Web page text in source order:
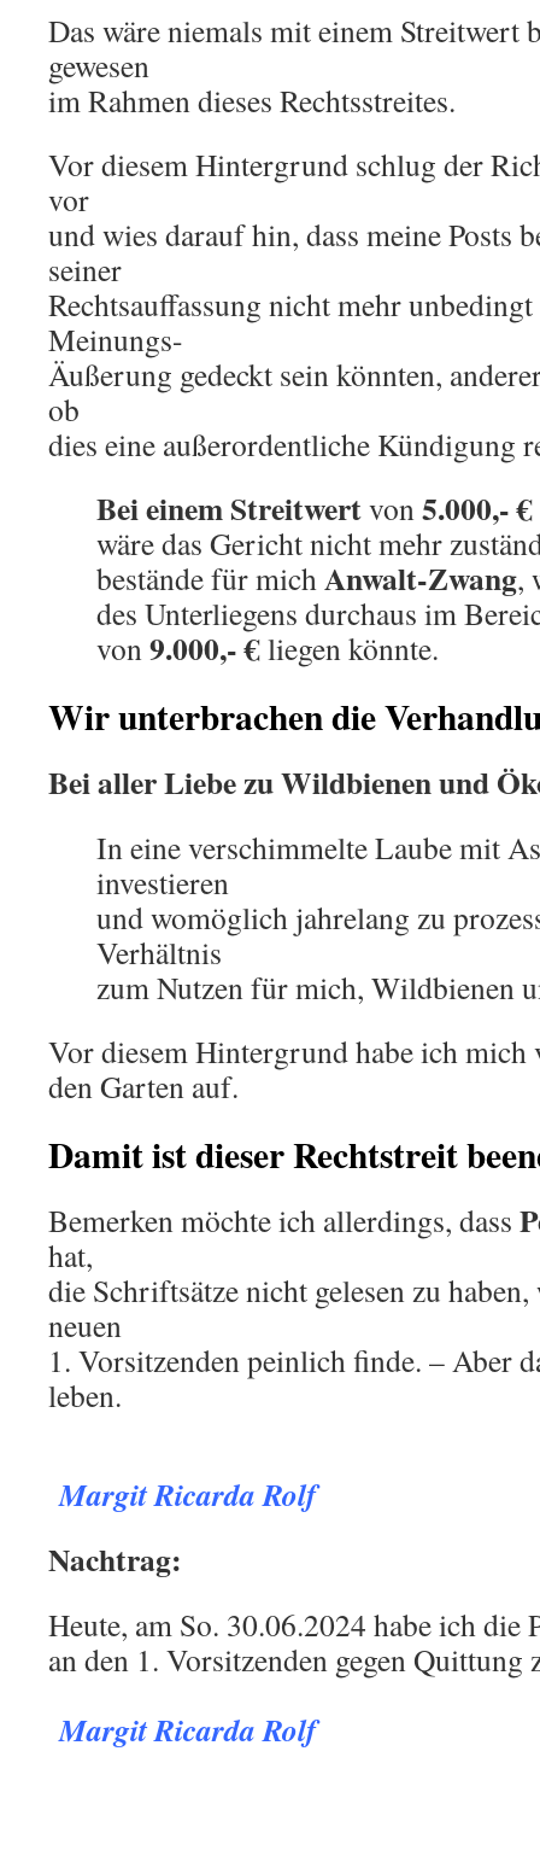
Das wäre niemals mit einem Streitwert
gewesen
im Rahmen dieses Rechtsstreites.
Vor diesem Hintergrund schlug der
vor
und wies darauf hin, dass meine Posts
seiner
Rechtsauffassung nicht mehr
Meinungs-
Äußerung gedeckt sein könnten,
ob
dies eine außerordentliche Kündigung
Bei einem Streitwertvon5.000,- €
wäre das Gericht nicht mehr
bestände für michAnwalt-Zwang,
des Unterliegens durchaus im
von9.000,- €liegen könnte.
Wir unterbrachen die
Bei aller Liebe zu Wildbienen und
In eine verschimmelte Laube mit
investieren
und womöglich jahrelang zu
Verhältnis
zum Nutzen für mich, Wildbienen
Vor diesem Hintergrund habe ich mich
den Garten auf.
Damit ist dieser Rechtstreit
Bemerken möchte ich allerdings, dass
hat,
die Schriftsätze nicht gelesen zu
neuen
1. Vorsitzenden peinlich finde. – Aber
leben.
Margit Ricarda Rolf
Nachtrag:
Heute, am So. 30.06.2024 habe ich die
an den 1. Vorsitzenden gegen Quittung
Margit Ricarda Rolf